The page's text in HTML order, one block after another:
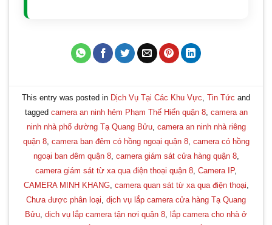
This entry was posted in Dịch Vụ Tại Các Khu Vực Tin Tức and
tagged camera an ninh hẻm Phạm Thế Hiển quận 8, camera an
ninh nhà phố đường Tạ Quang Bửu, camera an ninh nhà riêng
quận 8, camera ban đêm có hồng ngoại quận 8, camera có hồng
ngoại ban đêm quận 8, camera giám sát cửa hàng quận 8,
camera giám sát từ xa qua điện thoại quận 8 Camera IP,
CAMERA MINH KHANG, camera quan sát từ xa qua điện thoại
Chưa được phân loại dịch vụ lắp camera cửa hàng Tạ Quang
Bửu dịch vụ lắp camera tận nơi quận 8
lắp camera cho nhà ở